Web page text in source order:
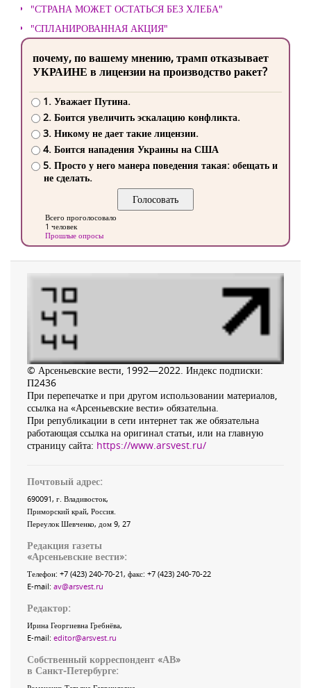
"СТРАНА МОЖЕТ ОСТАТЬСЯ БЕЗ ХЛЕБА"
"СПЛАНИРОВАННАЯ АКЦИЯ"
почему, по вашему мнению, трамп отказывает
УКРАИНЕ в лицензии на производство ракет?
1. Уважает Путина.
2. Боится увеличить эскалацию конфликта.
3. Никому не дает такие лицензии.
4. Боится нападения Украины на США
5. Просто у него манера поведения такая: обещать и
не сделать.
Всего проголосовало
1 человек
Прошлые опросы
© Арсеньевские вести, 1992—2022. Индекс подписки:
П2436
При перепечатке и при другом использовании материалов,
ссылка на «Арсеньевские вести» обязательна.
При републикации в сети интернет так же обязательна
работающая ссылка на оригинал статьи, или на главную
страницу сайта: https://www.arsvest.ru/
Почтовый адрес:
690091, г. Владивосток,
Приморский край, Россия
Переулок Шевченко, дом 9, 27
Редакция газеты
«Арсеньевские вести»:
Телефон: +7 (423) 240-70-21, факс: +7 (423) 240-70-22
E-mail: av@arsvest.ru
Редактор:
Ирина Георгиевна Гребнёва,
E-mail: editor@arsvest.ru
Собственный корреспондент «АВ»
в Санкт-Петербурге: